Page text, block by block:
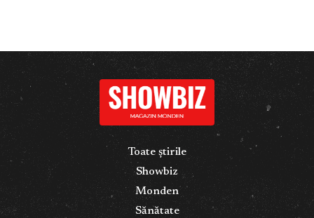
Toate știrile
Showbiz
Monden
Sănătate